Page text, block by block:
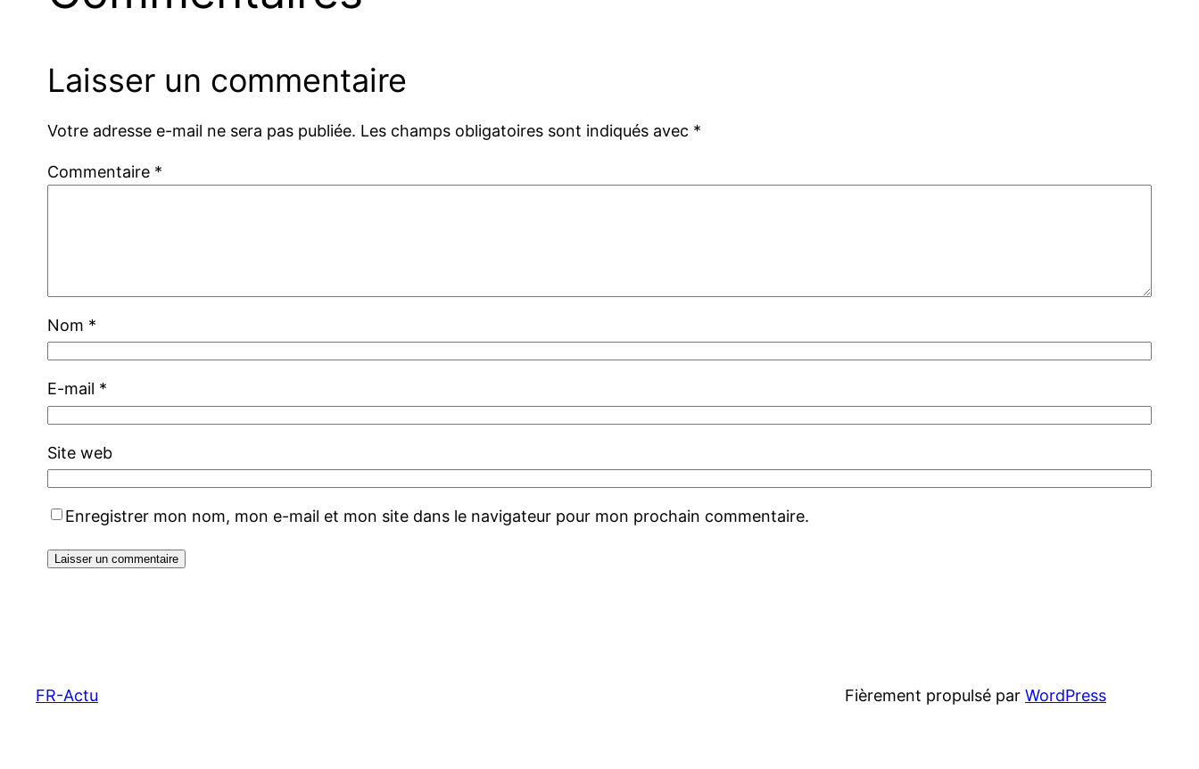
Laisser un commentaire
Votre adresse e-mail ne sera pas publiée. Les champs obligatoires sont indiqués avec *
Commentaire *
Nom *
E-mail *
Site web
Enregistrer mon nom, mon e-mail et mon site dans le navigateur pour mon prochain commentaire.
FR-Actu Fièrement propulsé par WordPress